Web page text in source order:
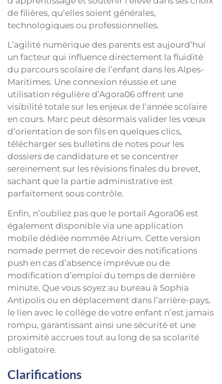
de filières, qu’elles soient générales,
technologiques ou professionnelles.
L’agilité numérique des parents est aujourd’hui
un facteur qui influence directement la fluidité
du parcours scolaire de l’enfant dans les Alpes-
Maritimes. Une connexion réussie et une
utilisation régulière d’Agora06 offrent une
visibilité totale sur les enjeux de l’année scolaire
en cours. Marc peut désormais valider les vœux
d’orientation de son fils en quelques clics,
télécharger ses bulletins de notes pour les
dossiers de candidature et se concentrer
sereinement sur les révisions finales du brevet,
sachant que la partie administrative est
parfaitement sous contrôle.
Enfin, n’oubliez pas que le portail Agora06 est
également disponible via une application
mobile dédiée nommée Atrium. Cette version
nomade permet de recevoir des notifications
push en cas d’absence imprévue ou de
modification d’emploi du temps de dernière
minute. Que vous soyez au bureau à Sophia
Antipolis ou en déplacement dans l’arrière-pays,
le lien avec le collège de votre enfant n’est jamais
rompu, garantissant ainsi une sécurité et une
proximité accrues tout au long de sa scolarité
obligatoire.
Clarifications